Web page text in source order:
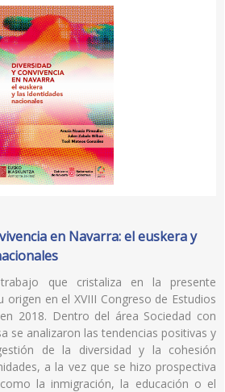
en Navarra: el euskera y
que cristaliza en la presente
origen en el XVIII Congreso de Estudios
2018. Dentro del área Sociedad con
se analizaron las tendencias positivas y
de la diversidad y la cohesión
a la vez que se hizo prospectiva
la inmigración, la educación o el